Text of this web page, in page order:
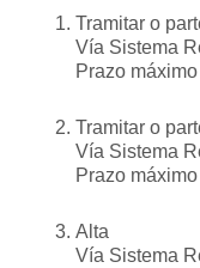
Tramitar o
Vía Sistema
Prazo
Tramitar o
Vía Sistema
Prazo
Alta
Vía Sistema